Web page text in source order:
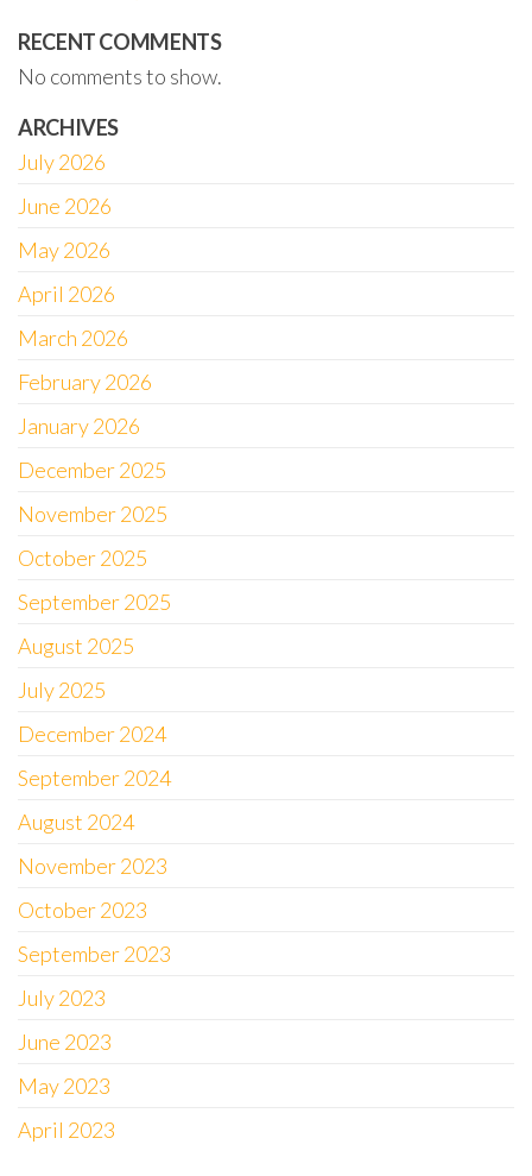
RECENT COMMENTS
No comments to show.
ARCHIVES
July 2026
June 2026
May 2026
April 2026
March 2026
February 2026
January 2026
December 2025
November 2025
October 2025
September 2025
August 2025
July 2025
December 2024
September 2024
August 2024
November 2023
October 2023
September 2023
July 2023
June 2023
May 2023
April 2023